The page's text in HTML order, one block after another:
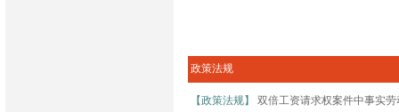
政策法规
【政策法规】 双倍工资请求权案件中事实